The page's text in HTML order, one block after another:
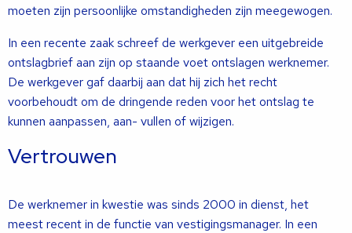
moeten zijn persoonlijke omstandigheden zijn meegewogen.
In een recente zaak schreef de werkgever een uitgebreide
ontslagbrief aan zijn op staande voet ontslagen werknemer.
De werkgever gaf daarbij aan dat hij zich het recht
voorbehoudt om de dringende reden voor het ontslag te
kunnen aanpassen, aan- vullen of wijzigen.
Vertrouwen
De werknemer in kwestie was sinds 2000 in dienst, het
meest recent in de functie van vestigingsmanager. In een